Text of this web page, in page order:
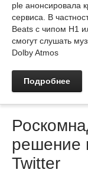
ple анонсировала
сервиса. В
Beats с чипом H1
смогут слушать
Dolby Atmos
Подробнее
решение
Twitter